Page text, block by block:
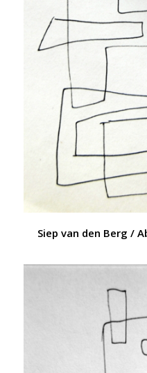
Siep van den Berg /